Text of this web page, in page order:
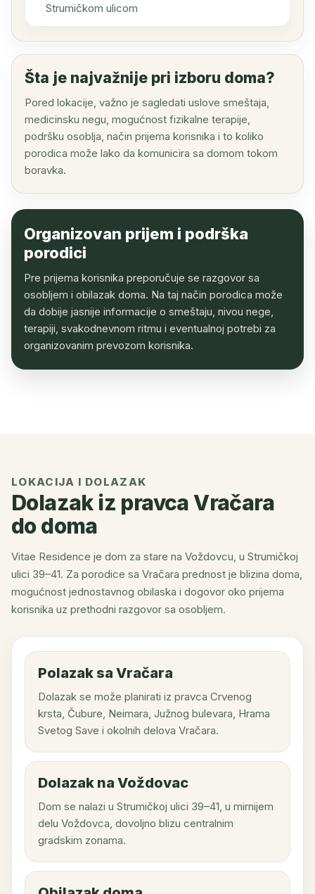
Strumičkom ulicom
Šta je najvažnije pri izboru doma?
Pored lokacije, važno je sagledati uslove smeštaja,
medicinsku negu, mogućnost fizikalne terapije,
podršku osoblja, način prijema korisnika i to koliko
porodica može lako da komunicira sa domom tokom
boravka.
Organizovan prijem i podrška
porodici
Pre prijema korisnika preporučuje se razgovor sa
osobljem i obilazak doma. Na taj način porodica može
da dobije jasnije informacije o smeštaju, nivou nege,
terapiji, svakodnevnom ritmu i eventualnoj potrebi za
organizovanim prevozom korisnika.
LOKACIJA I DOLAZAK
Dolazak iz pravca Vračara
do doma
Vitae Residence je dom za stare na Voždovcu, u Strumičkoj
ulici 39–41. Za porodice sa Vračara prednost je blizina doma,
mogućnost jednostavnog obilaska i dogovor oko prijema
korisnika uz prethodni razgovor sa osobljem.
Polazak sa Vračara
Dolazak se može planirati iz pravca Crvenog
krsta, Čubure, Neimara, Južnog bulevara, Hrama
Svetog Save i okolnih delova Vračara.
Dolazak na Voždovac
Dom se nalazi u Strumičkoj ulici 39–41, u mirnijem
delu Voždovca, dovoljno blizu centralnim
gradskim zonama.